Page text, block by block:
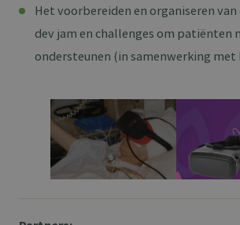
Het voorbereiden en organiseren
dev jam en challenges om patiënten
ondersteunen (in samenwerking